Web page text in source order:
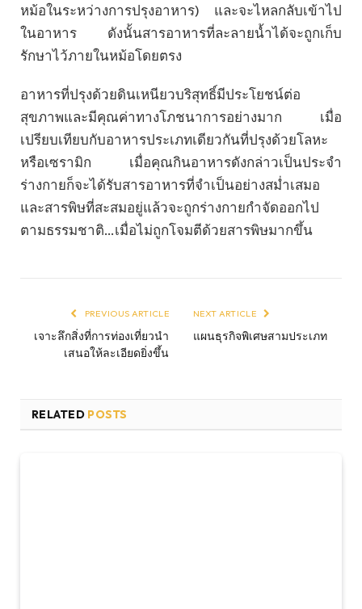
หม้อในระหว่างการปรุงอาหาร) และจะไหลกลับเข้าไป
ในอาหาร ดังนั้นสารอาหารที่ละลายน้ำได้จะถูกเก็บ
รักษาไว้ภายในหม้อโดยตรง
อาหารที่ปรุงด้วยดินเหนียวบริสุทธิ์มีประโยชน์ต่อ
สุขภาพและมีคุณค่าทางโภชนาการอย่างมาก เมื่อ
เปรียบเทียบกับอาหารประเภทเดียวกันที่ปรุงด้วยโลหะ
หรือเซรามิก เมื่อคุณกินอาหารดังกล่าวเป็นประจำ
ร่างกายก็จะได้รับสารอาหารที่จำเป็นอย่างสม่ำเสมอ
และสารพิษที่สะสมอยู่แล้วจะถูกร่างกายกำจัดออกไป
ตามธรรมชาติ…เมื่อไม่ถูกโจมตีด้วยสารพิษมากขึ้น
PREVIOUS ARTICLE
เจาะลึกสิ่งที่การท่องเที่ยวนำ
เสนอให้ละเอียดยิ่งขึ้น
NEXT ARTICLE
แผนธุรกิจพิเศษสามประเภท
RELATED POSTS